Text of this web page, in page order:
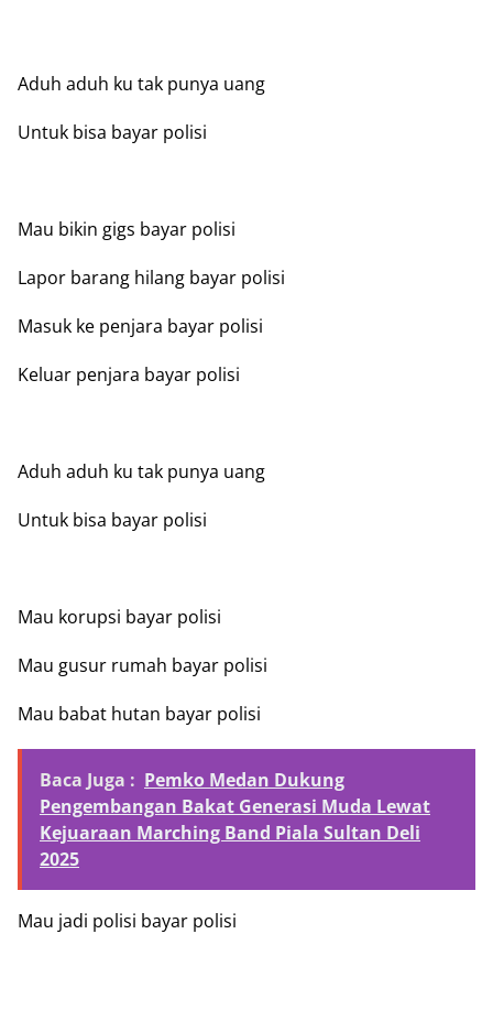
Aduh aduh ku tak punya uang
Untuk bisa bayar polisi
Mau bikin gigs bayar polisi
Lapor barang hilang bayar polisi
Masuk ke penjara bayar polisi
Keluar penjara bayar polisi
Aduh aduh ku tak punya uang
Untuk bisa bayar polisi
Mau korupsi bayar polisi
Mau gusur rumah bayar polisi
Mau babat hutan bayar polisi
Baca Juga : Pemko Medan Dukung
Pengembangan Bakat Generasi Muda Lewat
Kejuaraan Marching Band Piala Sultan Deli
2025
Mau jadi polisi bayar polisi